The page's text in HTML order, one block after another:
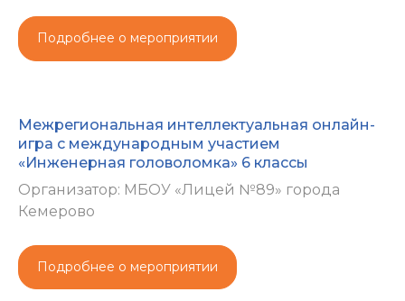
Подробнее о мероприятии
Межрегиональная интеллектуальная онлайн-
игра с международным участием
«Инженерная головоломка» 6 классы
Организатор: МБОУ «Лицей №89» города
Кемерово
Подробнее о мероприятии